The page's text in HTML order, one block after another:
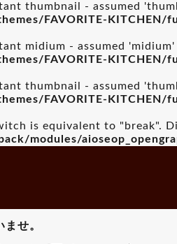
thumbnail - assumed
FAVORITE-KITCHEN/
midium - assumed
FAVORITE-KITCHEN/
thumbnail - assumed
FAVORITE-KITCHEN/
is equivalent to "break".
modules/
せ。